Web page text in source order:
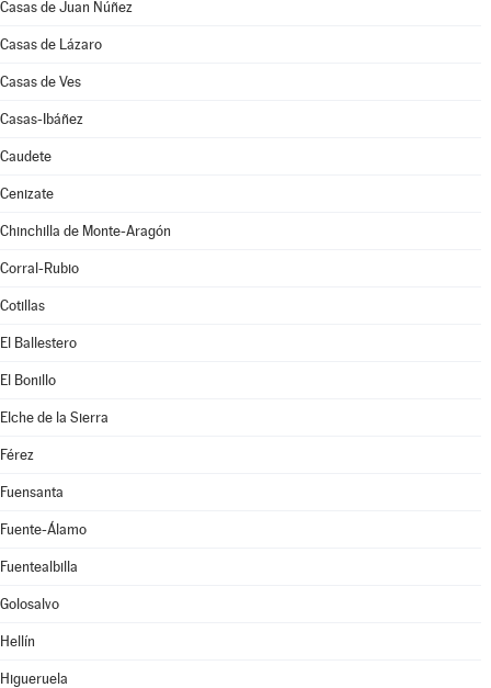
Casas de Juan Núñez
Casas de Lázaro
Casas de Ves
Casas-Ibáñez
Caudete
Cenizate
Chinchilla de Monte-Aragón
Corral-Rubio
Cotillas
El Ballestero
El Bonillo
Elche de la Sierra
Férez
Fuensanta
Fuente-Álamo
Fuentealbilla
Golosalvo
Hellín
Higueruela